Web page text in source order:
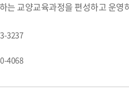
는 교양교육과정을 편성하고 운
3237
4068